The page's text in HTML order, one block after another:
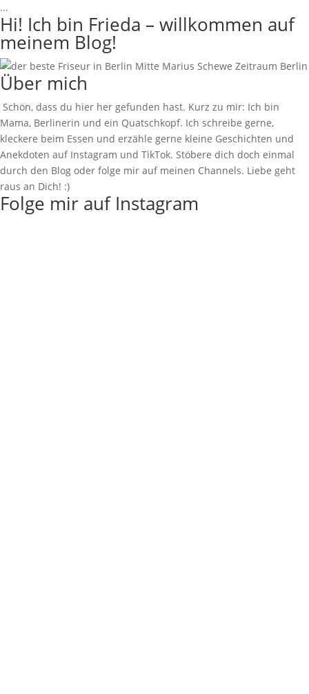
...
Hi! Ich bin Frieda – willkommen auf
meinem Blog!
Über mich
Schön, dass du hier her gefunden hast. Kurz zu mir: Ich bin
Mama, Berlinerin und ein Quatschkopf. Ich schreibe gerne,
kleckere beim Essen und erzähle gerne kleine Geschichten und
Anekdoten auf Instagram und TikTok. Stöbere dich doch einmal
durch den Blog oder folge mir auf meinen Channels. Liebe geht
raus an Dich! :)
Folge mir auf Instagram